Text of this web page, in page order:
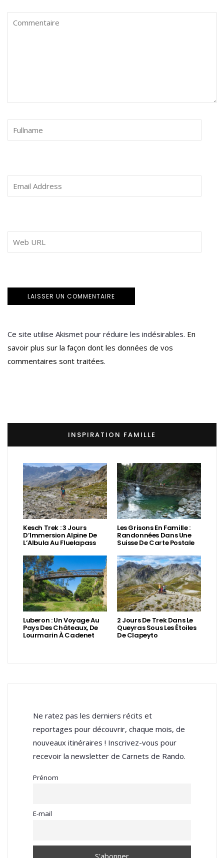
Ce site utilise Akismet pour réduire les indésirables. En
savoir plus sur la façon dont les données de vos
commentaires sont traitées.
INSPIRATION FAMILLE
Kesch Trek : 3 Jours
D’Immersion Alpine De
L’Albula Au Fluelapass
Les Grisons En Famille :
Randonnées Dans Une
Suisse De Carte Postale
Luberon : Un Voyage Au
Pays Des Châteaux, De
Lourmarin À Cadenet
2 Jours De Trek Dans Le
Queyras Sous Les Étoiles
De Clapeyto
Ne ratez pas les derniers récits et
reportages pour découvrir, chaque mois, de
nouveaux itinéraires ! Inscrivez-vous pour
recevoir la newsletter de Carnets de Rando.
Prénom
E-mail